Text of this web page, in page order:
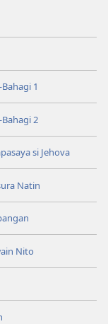
1
2
si Jehova
Natin
Nito